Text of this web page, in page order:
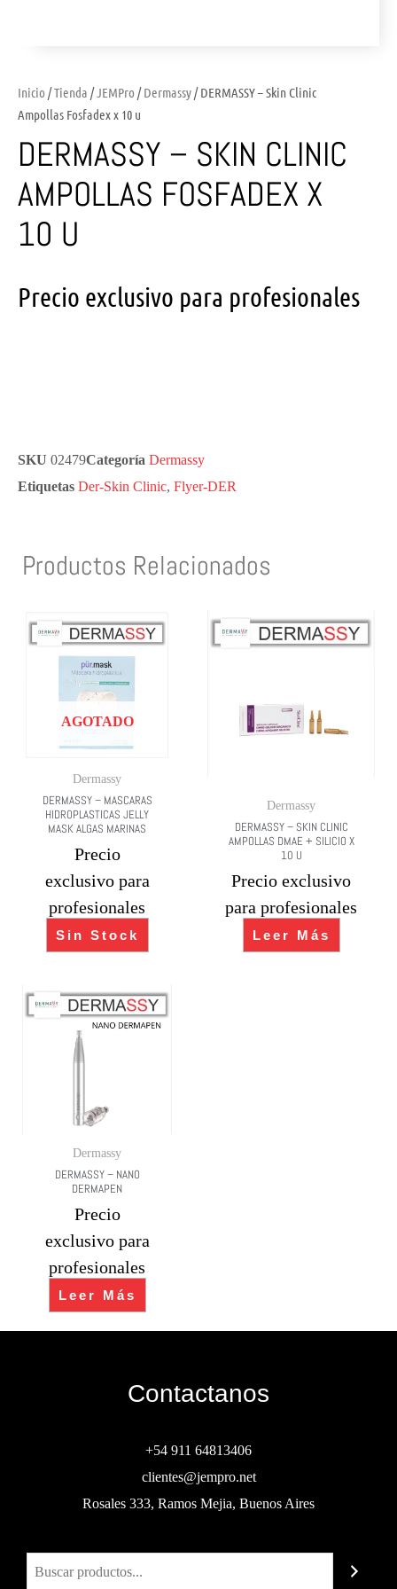
Inicio /Tienda /JEMPro /Dermassy/ DERMASSY – Skin Clinic
Ampollas Fosfadex x 10 u
DERMASSY – SKIN CLINIC
AMPOLLAS FOSFADEX X
10 U
Precio exclusivo para profesionales
SKU 02479Categoría Dermassy
Etiquetas Der-Skin Clinic, Flyer-DER
Productos Relacionados
AGOTADO
Dermassy
DERMASSY – MASCARAS
HIDROPLASTICAS JELLY
MASK ALGAS MARINAS
Precio
exclusivo para
profesionales
Sin Stock
Dermassy
DERMASSY – SKIN CLINIC
AMPOLLAS DMAE + SILICIO X
10 U
Precio exclusivo
para profesionales
Leer Más
Dermassy
DERMASSY – NANO
DERMAPEN
Precio
exclusivo para
profesionales
Leer Más
Contactanos
+54 911 64813406
clientes@jempro.net
Rosales 333, Ramos Mejia, Buenos Aires